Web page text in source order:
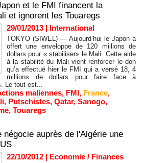
et le FMI financent la
et ignorent les Touaregs
29/01/2013 | International
TOKYO (SIWEL) — Aujourd’hui le Japon a
offert une enveloppe de 120 millions de
dollars pour « stabiliser» le Mali. Cette aide
à la stabilité du Mali vient renforcer le don
qu’a effectué hier le FMI qui a versé 18, 4
millions de dollars pour faire face à
Le tout est...
maliennes, FMI, France,
, Putschistes, Qatar, Sanogo,
, Touaregs
négocie auprès de l'Algérie une
22/10/2012 | Economie / Finances